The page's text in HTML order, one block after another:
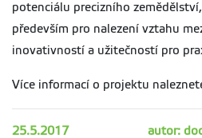
potenciálu precizního
především pro nalezení vztahu
inovativností a užitečností pro
Více informací o projektu
25.5.2017 autor: